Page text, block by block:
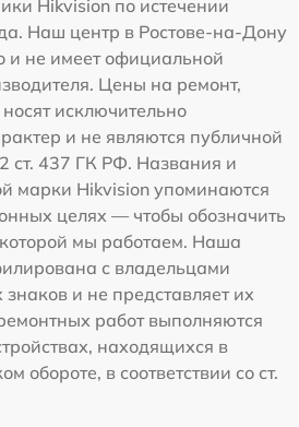
Hikvision по истечении
Наш центр в Ростове-на-Дону
и не имеет официальной
Цены на ремонт,
исключительно
и не являются публичной
ст. 437 ГК РФ. Названия и
марки Hikvision упоминаются
целях — чтобы обозначить
мы работаем. Наша
с владельцами
и не представляет их
работ выполняются
находящихся в
обороте, в соответствии со ст.